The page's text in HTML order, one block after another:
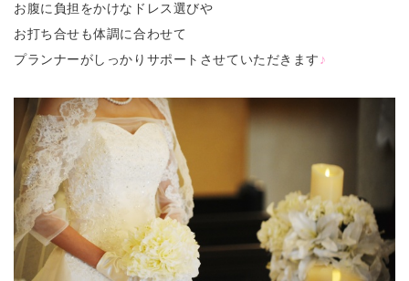
お腹に負担をかけなドレス選びや
お打ち合せも体調に合わせて
プランナーがしっかりサポートさせていただきます♪